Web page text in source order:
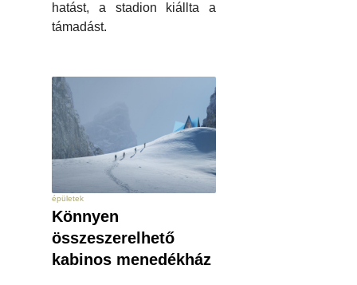
hatást, a stadion kiállta a
támadást.
épületek
Könnyen
összeszerelhető
kabinos menedékház